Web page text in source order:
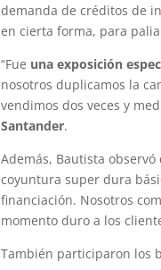
demanda de créditos de
en cierta forma, para
“Fue una exposición
nosotros duplicamos la
vendimos dos veces y
Santander.
Además, Bautista observó
coyuntura super dura
financiación. Nosotros
momento duro a los
También participaron los